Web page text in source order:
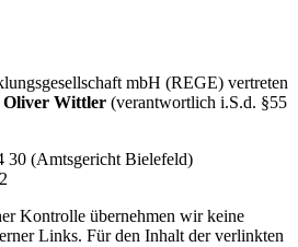
mbH (REGE) vertreten
Oliver Wittler (verantwortlich i.S.d. §55
30 (Amtsgericht Bielefeld)
Kontrolle übernehmen wir keine
Links. Für den Inhalt der verlinkten